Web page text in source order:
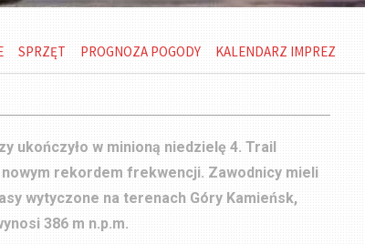
SPRZĘT PROGNOZA POGODY KALENDARZ IMPREZ
ukończyło w minioną niedzielę 4. Trail
rekordem frekwencji. Zawodnicy mieli
wytyczone na terenach Góry Kamieńsk,
386 m n.p.m.